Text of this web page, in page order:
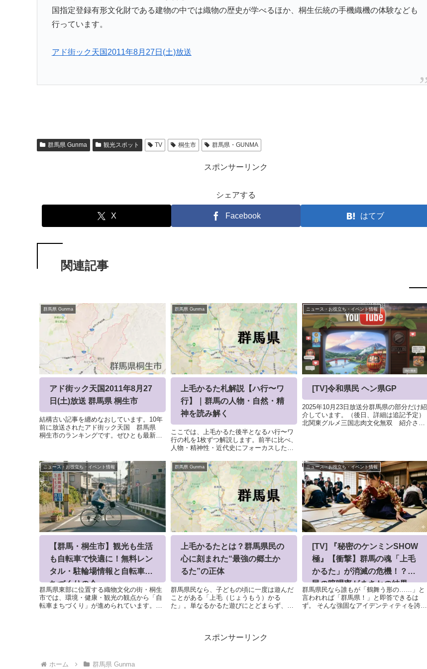
国指定登録有形文化財である建物の中では織物の歴史が学べるほか、桐生伝統の手機織機の体験なども
行っています。
アド街ック天国2011年8月27日(土)放送
群馬県 Gunma 観光スポット TV 桐生市 群馬県・GUNMA
スポンサーリンク
シェアする
X Facebook はてブ
関連記事
群馬県 Gunma
アド街ック天国2011年8月27
日(土)放送 群馬県 桐生市
結構古い記事を纏めなおしています。10年
前に放送されたアド街ック天国 群馬県
桐生市のランキングです。ぜひとも最新版
順位の内容...
群馬県 Gunma
上毛かるた札解説【ハ行〜ワ
行】｜群馬の人物・自然・精
神を読み解く
ここでは、上毛かるた後半となるハ行〜ワ
行の札を1枚ずつ解説します。前半に比べ、
人物・精神性・近代史にフォーカスした札
ています。【ハ】花山公園 つつじの名所館
林市にある県立つつじが岡公園を詠んだ
札。春に...
ニュース・お役立ち・イベント情報
[TV]令和県民 ヘン県GP
2025年10月23日放送分群馬県の部分だけ紹
介しています。（後日、詳細は追記予定）
北関東グルメ三国志肉文化無双 紹介され
ニュース・お役立ち・イベント情報
【群馬・桐生市】観光も生活
も自転車で快適に！無料レン
タル・駐輪場情報と自転車ま
ちづくりの今
群馬県東部に位置する織物文化の街・桐生
市では、環境・健康・観光の観点から「自
転車まちづくり」が進められています。歴
群馬県 Gunma
上毛かるたとは？群馬県民の
心に刻まれた“最強の郷土か
るた”の正体
群馬県民なら、子どもの頃に一度は遊んだ
ことがある「上毛（じょうもう）かる
た」。単なるかるた遊びにとどまらず、群
ぜそこまで？...
ニュース・お役立ち・イベント情報
[TV] 『秘密のケンミンSHOW
極』【衝撃】群馬の魂「上毛
かるた」が消滅の危機！？県
民の暗唱率がまさかの結果
に…
群馬県民なら誰もが「鶴舞う形の……」と
言われれば「群馬県！」と即答できるは
ず。 そんな強固なアイデンティティを誇る
スポンサーリンク
ホーム 群馬県 Gunma